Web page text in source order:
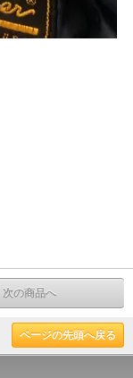
次の商品へ
ページの先頭へ戻る